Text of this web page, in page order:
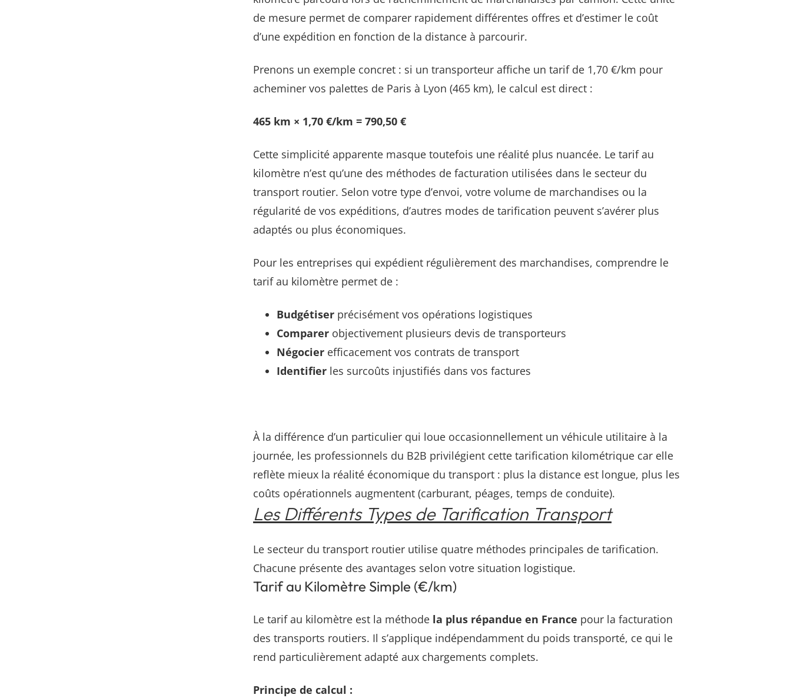
de mesure permet de comparer rapidement différentes offres et d’estimer le coût
d’une expédition en fonction de la distance à parcourir.
Prenons un exemple concret : si un transporteur affiche un tarif de 1,70 €/km pour
acheminer vos palettes de Paris à Lyon (465 km), le calcul est direct :
465 km × 1,70 €/km = 790,50 €
Cette simplicité apparente masque toutefois une réalité plus nuancée. Le tarif au
kilomètre n’est qu’une des méthodes de facturation utilisées dans le secteur du
transport routier. Selon votre type d’envoi, votre volume de marchandises ou la
régularité de vos expéditions, d’autres modes de tarification peuvent s’avérer plus
adaptés ou plus économiques.
Pour les entreprises qui expédient régulièrement des marchandises, comprendre le
tarif au kilomètre permet de :
Budgétiser précisément vos opérations logistiques
Comparer objectivement plusieurs devis de transporteurs
Négocier efficacement vos contrats de transport
Identifier les surcoûts injustifiés dans vos factures
À la différence d’un particulier qui loue occasionnellement un véhicule utilitaire à la
journée, les professionnels du B2B privilégient cette tarification kilométrique car elle
reflète mieux la réalité économique du transport : plus la distance est longue, plus les
coûts opérationnels augmentent (carburant, péages, temps de conduite).
Les Différents Types de Tarification Transport
Le secteur du transport routier utilise quatre méthodes principales de tarification.
Chacune présente des avantages selon votre situation logistique.
Tarif au Kilomètre Simple (€/km)
Le tarif au kilomètre est la méthode la plus répandue en France pour la facturation
des transports routiers. Il s’applique indépendamment du poids transporté, ce qui le
rend particulièrement adapté aux chargements complets.
Principe de calcul :